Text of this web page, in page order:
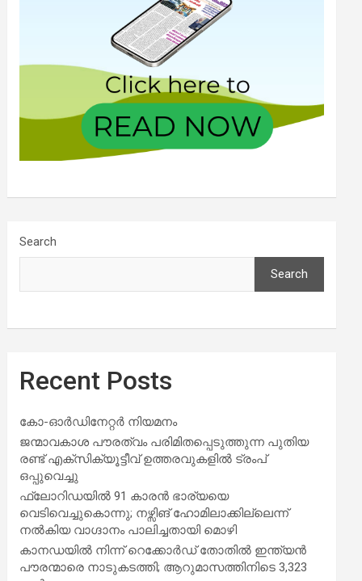
Search
Search
Recent Posts
കോ-ഓർഡിനേറ്റർ നിയമനം
ജന്മാവകാശ പൗരത്വം പരിമിതപ്പെടുത്തുന്ന പുതിയ
രണ്ട് എക്സിക്യൂട്ടീവ് ഉത്തരവുകളിൽ ട്രംപ്
ഒപ്പുവെച്ചു
ഫ്ലോറിഡയിൽ 91 കാരൻ ഭാര്യയെ
വെടിവെച്ചുകൊന്നു; നഴ്സിങ് ഹോമിലാക്കില്ലെന്ന്
നൽകിയ വാഗ്ദാനം പാലിച്ചതായി മൊഴി
കാനഡയിൽ നിന്ന് റെക്കോർഡ് തോതിൽ ഇന്ത്യൻ
പൗരന്മാരെ നാടുകടത്തി; ആറുമാസത്തിനിടെ 3,323